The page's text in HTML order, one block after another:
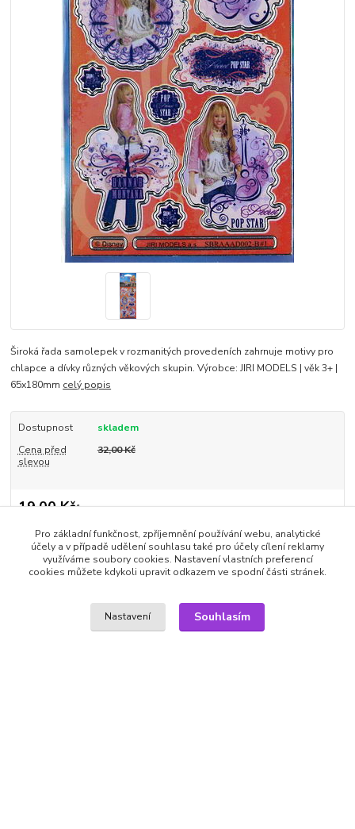
Široká řada samolepek v rozmanitých provedeních zahrnuje motivy pro
chlapce a dívky různých věkových skupin. Výrobce: JIRI MODELS | věk 3+ |
65x180mm celý popis
Dostupnost
skladem
Cena před
slevou
32,00 Kč
19,00 Kč/ks
Přidat do košíku
JIRI MODELS
65x180mm
Pro základní funkčnost, zpříjemnění používání webu, analytické
účely a v případě udělení souhlasu také pro účely cílení reklamy
využíváme soubory cookies. Nastavení vlastních preferencí
cookies můžete kdykoli upravit odkazem ve spodní části stránek.
Nastavení Souhlasím